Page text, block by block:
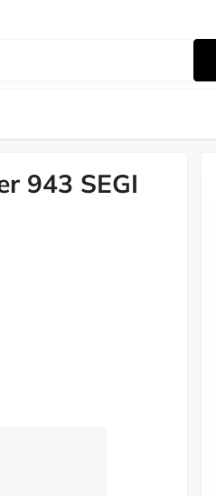
943 SEGI